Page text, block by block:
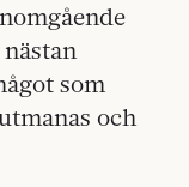
som
och